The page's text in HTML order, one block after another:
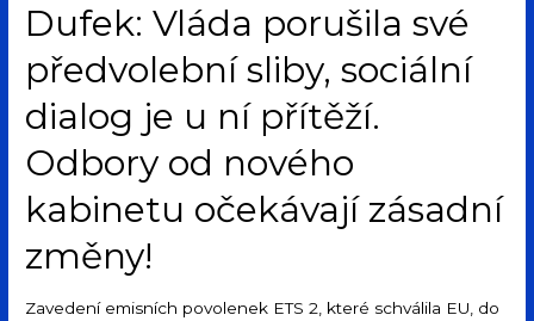
Dufek: Vláda porušila své
předvolební sliby, sociální
dialog je u ní přítěží.
Odbory od nového
kabinetu očekávají zásadní
změny!
Zavedení emisních povolenek ETS 2, které schválila EU, do